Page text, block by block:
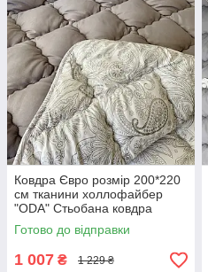
Ковдра Євро розмір 200*220
см тканини холлофайбер
"ODA" Стьобана ковдра
Готово до відправки
1 007 ₴ 1 229 ₴